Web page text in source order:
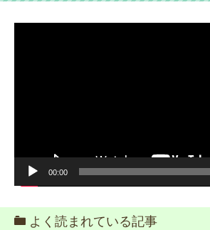
00:00
よく読まれている記事